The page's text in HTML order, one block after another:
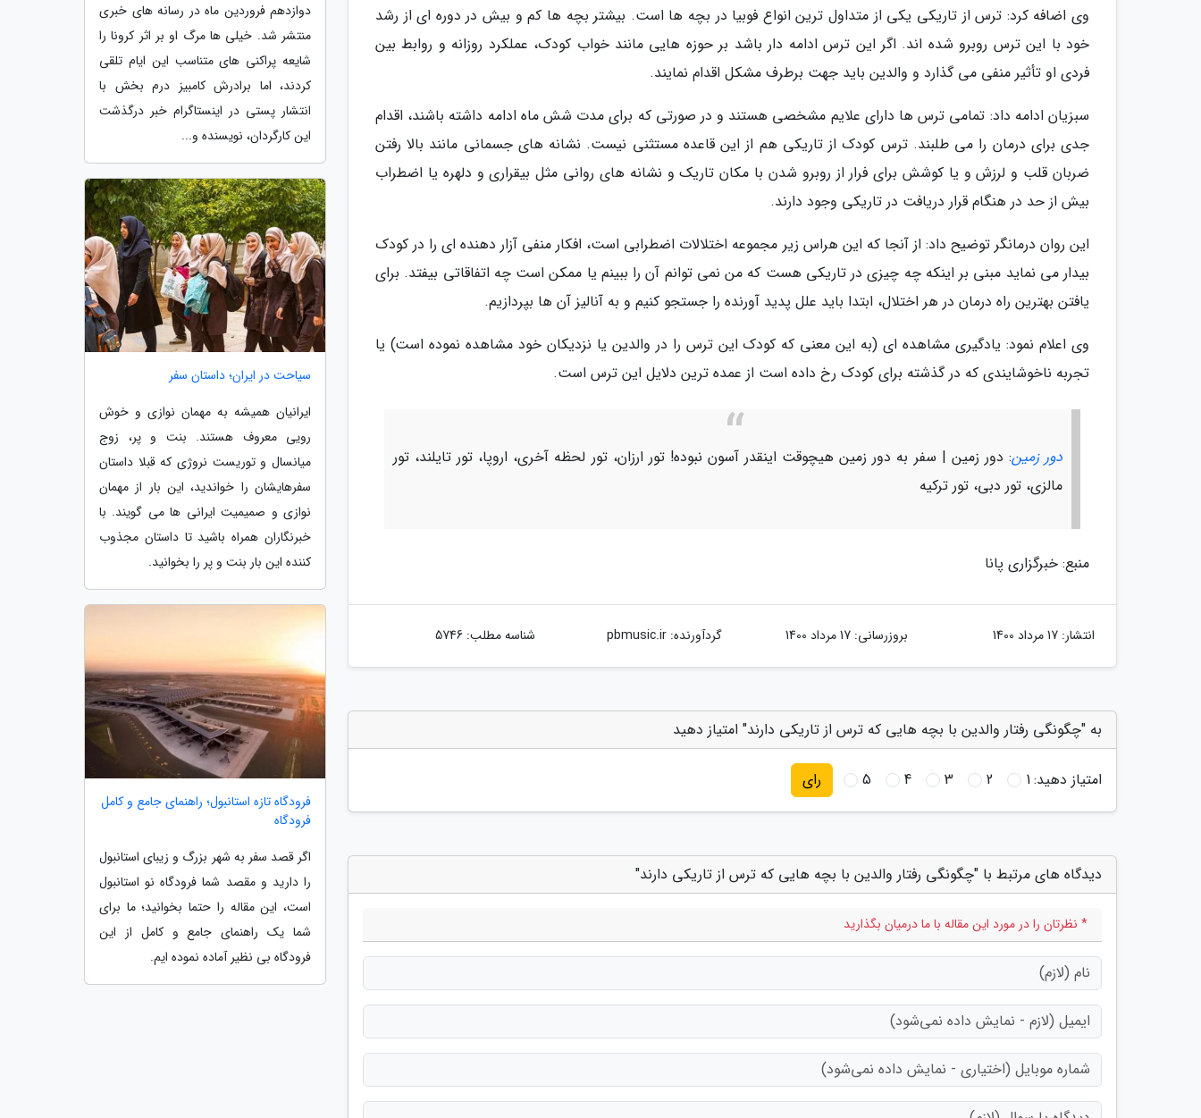
وی اضافه کرد: ترس از تاریکی یکی از متداول ترین انواع فوبیا در بچه ها است. بیشتر بچه ها کم و بیش در دوره ای از رشد
خود با این ترس روبرو شده اند. اگر این ترس ادامه دار باشد بر حوزه هایی مانند خواب کودک، عملکرد روزانه و روابط بین
فردی او تأثیر منفی می گذارد و والدین باید جهت برطرف مشکل اقدام نمایند.
سبزیان ادامه داد: تمامی ترس ها دارای علایم مشخصی هستند و در صورتی که برای مدت شش ماه ادامه داشته باشند، اقدام
جدی برای درمان را می طلبند. ترس کودک از تاریکی هم از این قاعده مستثنی نیست. نشانه های جسمانی مانند بالا رفتن
ضربان قلب و لرزش و یا کوشش برای فرار از روبرو شدن با مکان تاریک و نشانه های روانی مثل بیقراری و دلهره یا اضطراب
بیش از حد در هنگام قرار دریافت در تاریکی وجود دارند.
این روان درمانگر توضیح داد: از آنجا که این هراس زیر مجموعه اختلالات اضطرابی است، افکار منفی آزار دهنده ای را در کودک
بیدار می نماید مبنی بر اینکه چه چیزی در تاریکی هست که من نمی توانم آن را ببینم یا ممکن است چه اتفاقاتی بیفتد. برای
یافتن بهترین راه درمان در هر اختلال، ابتدا باید علل پدید آورنده را جستجو کنیم و به آنالیز آن ها بپردازیم.
وی اعلام نمود: یادگیری مشاهده ای (به این معنی که کودک این ترس را در والدین یا نزدیکان خود مشاهده نموده است) یا
تجربه ناخوشایندی که در گذشته برای کودک رخ داده است از عمده ترین دلایل این ترس است.
دور زمین: دور زمین | سفر به دور زمین هیچوقت اینقدر آسون نبوده! تور ارزان، تور لحظه آخری، اروپا، تور تایلند، تور
مالزی، تور دبی، تور ترکیه
منبع: خبرگزاری پانا
انتشار: 17 مرداد 1400 بروزرسانی: 17 مرداد 1400 گردآورنده:pbmusic.ir شناسه مطلب: 5746
به "چگونگی رفتار والدین با بچه هایی که ترس از تاریکی دارند" امتیاز دهید
امتیاز دهید:1
2
3
4
5 رای
دیدگاه های مرتبط با "چگونگی رفتار والدین با بچه هایی که ترس از تاریکی دارند"
* نظرتان را در مورد این مقاله با ما درمیان بگذارید
دوازدهم فروردین ماه در رسانه های خبری
منتشر شد. خیلی ها مرگ او بر اثر کرونا را
شایعه پراکنی های متناسب این ایام تلقی
کردند، اما برادرش کامبیز درم بخش با
انتشار پستی در اینستاگرام خبر درگذشت
این کارگردان، نویسنده و...
سیاحت در ایران؛ داستان سفر
ایرانیان همیشه به مهمان نوازی و خوش
رویی معروف هستند. بنت و پر، زوج
میانسال و توریست نروژی که قبلا داستان
سفرهایشان را خواندید، این بار از مهمان
نوازی و صمیمیت ایرانی ها می گویند. با
خبرنگاران همراه باشید تا داستان مجذوب
کننده این بار بنت و پر را بخوانید.
فرودگاه تازه استانبول؛ راهنمای جامع و کامل
فرودگاه
اگر قصد سفر به شهر بزرگ و زیبای استانبول
را دارید و مقصد شما فرودگاه نو استانبول
است، این مقاله را حتما بخوانید؛ ما برای
شما یک راهنمای جامع و کامل از این
فرودگاه بی نظیر آماده نموده ایم.